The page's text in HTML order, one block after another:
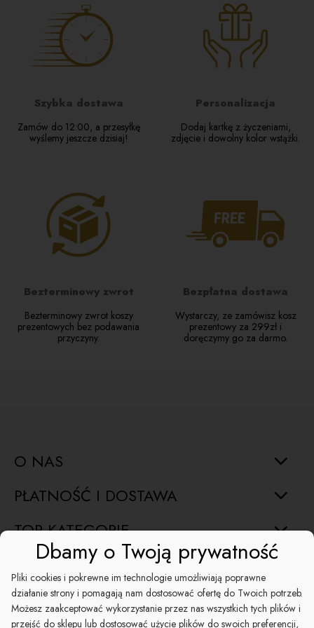
Kraj dostawy:
13,99 zł
InPost Kurier 14,99 zł
DPD Kurier 15,99 zł
Dostawa tego samego dnia Warszawa (Uber)
(Zamów do 14:00 od poniedziałku do
piątku.)
Odbiór osobisty(Gajowa 1, 05-120
Legionowo)
0,00 zł
Imię lub pseudonim:
Twoja opinia:
Szybka dostawa
Zamów do 12:00, a przesyłkę
wyślemy jeszcze dzisiaj!
Personalizacja
Dodaj kartkę z życzeniami,
zdjęcie i dowolny kolor wstążki.
Bezterminowy zwrot
Bezterminowy zwrot koszy
prezentowych bez podawania
przyczyny.
Bezpłatna dostawa
Wystarczy, ze zamówisz kosz
prezentowy za 299zł i
doręczymy go za darmo.
O NAS
PŁATNOŚĆ I DOSTAWA
TOP KATEGORIE
INFORMACJE
ŚWIĘTA
Dbamy o Twoją prywatność
Pliki cookies i pokrewne im technologie umożliwiają poprawne
działanie strony i pomagają nam dostosować ofertę do Twoich potrzeb.
Możesz zaakceptować wykorzystanie przez nas wszystkich tych plików i
przejść do sklepu lub dostosować użycie plików do swoich preferencji,